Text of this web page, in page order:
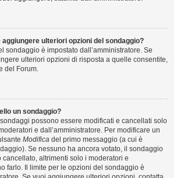
aggiungere ulteriori opzioni del sondaggio?
sondaggio è impostato dall’amministratore. Se
ulteriori opzioni di risposta a quelle consentite,
del Forum.
un sondaggio?
possono essere modificati e cancellati solo
e dall’amministratore. Per modificare un
Modifica del primo messaggio (a cui è
Se nessuno ha ancora votato, il sondaggio
altrimenti solo i moderatori e
farlo. Il limite per le opzioni del sondaggio è